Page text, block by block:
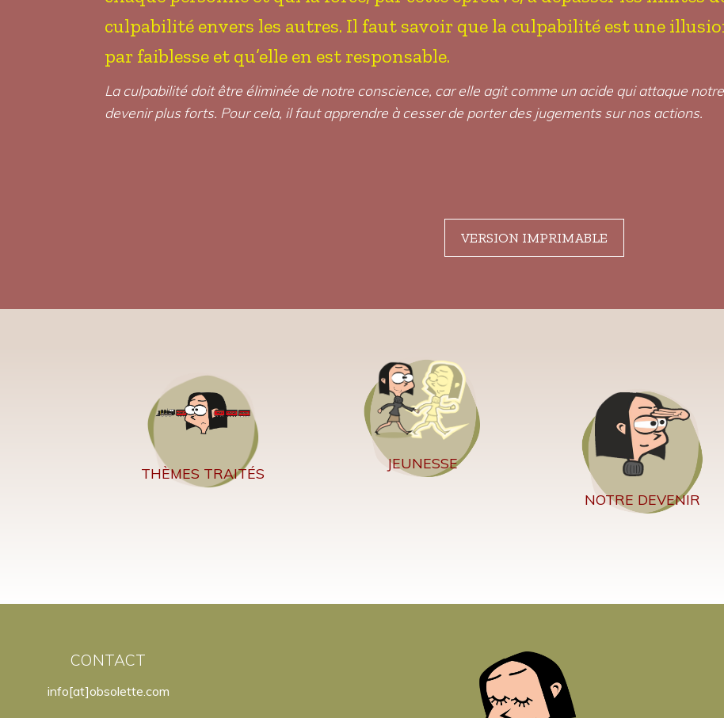
culpabilité envers les autres. Il faut savoir que la culpabilité est une
par faiblesse et qu’elle en est responsable.
La culpabilité doit être éliminée de notre conscience, car elle agit comme un acide qui attaque
devenir plus forts. Pour cela, il faut apprendre à cesser de porter des jugements sur nos actions.
VERSION IMPRIMABLE
THÈMES TRAITÉS
JEUNESSE
NOTRE DEVENIR
CONTACT
info[at]obsolette.com